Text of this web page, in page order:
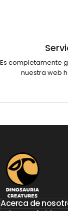
Es completamente
nuestra web
Dinosauria
Acerca de